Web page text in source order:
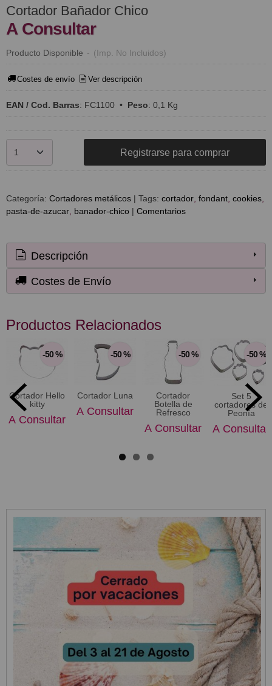
Cortador Bañador Chico
A Consultar
Producto Disponible - (Imp. No Incluidos)
Costes de envío Ver descripción
EAN / Cod. Barras: FC1100 • Peso: 0,1 Kg
Registrarse para comprar
Categoría: Cortadores metálicos | Tags: cortador fondant cookies
pasta-de-azucar banador-chico | Comentarios
Descripción
Costes de Envío
Productos Relacionados
-50 %
Cortador Hello
kitty
A Consultar
-50 %
Cortador Luna
A Consultar
-50 %
Cortador
Botella de
Refresco
A Consultar
-50 %
Set 5
cortadores de
Peonía
A Consultar